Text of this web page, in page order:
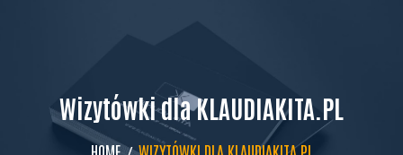
Wizytówki dla KLAUDIAKITA.PL